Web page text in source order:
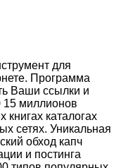
для
Программа
Ваши ссылки и
15 миллионов
каталогах
сетях. Уникальная
обход капч
и постинга